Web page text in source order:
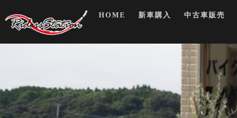
to
content
HOME 新車購入 中古車販売